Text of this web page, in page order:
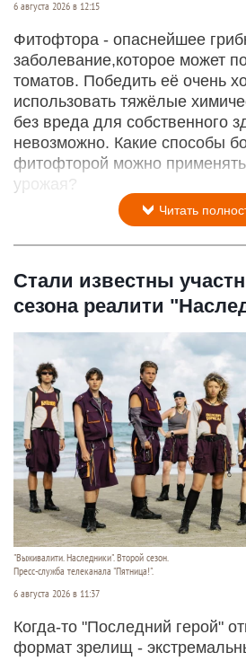
6 августа 2026 в 12:15
Фитофтора - опаснейшее
заболевание,которое может
томатов. Победить её очень
использовать тяжёлые
без вреда для собственного
невозможно. Какие способы
фитофторой можно
урожая?
Читать
Стали известны
сезона реалити
"Выживалити. Наследники". Второй сезон.
Пресс-служба телеканала "Пятница!".
6 августа 2026 в 11:37
Когда-то "Последний герой"
формат зрелищ -